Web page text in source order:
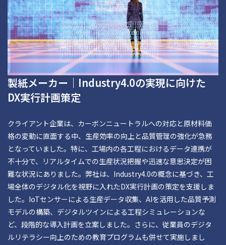
製紙メーカー｜Industry4.0の実現に向けた
DX実行計画策定
クライアント企業は、カーボンニュートラルへの対応と原材料価
格の変動に直面する中、生産効率の向上と品質管理の強化が急務
となっていました。特に、工場内の各工程におけるデータ連携が
不十分で、リアルタイムでの生産状況把握や迅速な意思決定が困
難な状況にありました。弊社は、Industry4.0の概念に基づき、工
場全体のデジタル化を視野に入れたDX実行計画の策定を支援しま
した。IoTセンサーによる生産データ収集、AIを活用した品質予測
モデルの構築、デジタルツインによる工程シミュレーションな
ど、段階的な導入計画を立案しました。さらに、従業員のデジタ
ルリテラシー向上のための教育プログラムも併せて実施しまし